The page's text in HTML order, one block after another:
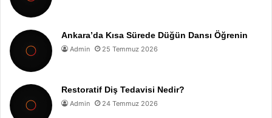
Ankara’da Kısa Sürede Düğün Dansı Öğrenin
Admin 25 Temmuz 2026
Restoratif Diş Tedavisi Nedir?
Admin 24 Temmuz 2026